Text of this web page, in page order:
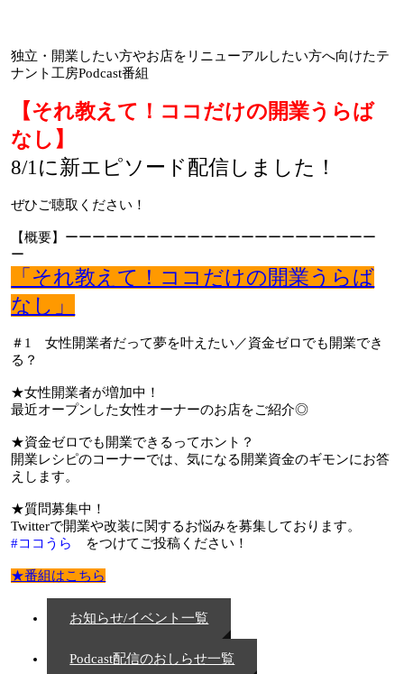
独立・開業したい方やお店をリニューアルしたい方へ向けたテ
ナント工房Podcast番組
【それ教えて！ココだけの開業うらば
なし】
8/1に新エピソード配信しました！
ぜひご聴取ください！
【概要】ーーーーーーーーーーーーーーーーーーーーーーー
ー
「それ教えて！ココだけの開業うらば
なし」
＃1 女性開業者だって夢を叶えたい／資金ゼロでも開業でき
る？
★女性開業者が増加中！
最近オープンした女性オーナーのお店をご紹介◎
★資金ゼロでも開業できるってホント？
開業レシピのコーナーでは、気になる開業資金のギモンにお答
えします。
★質問募集中！
Twitterで開業や改装に関するお悩みを募集しております。
#ココうら
をつけてご投稿ください！
★番組はこちら
お知らせ/イベント一覧
Podcast配信のおしらせ一覧